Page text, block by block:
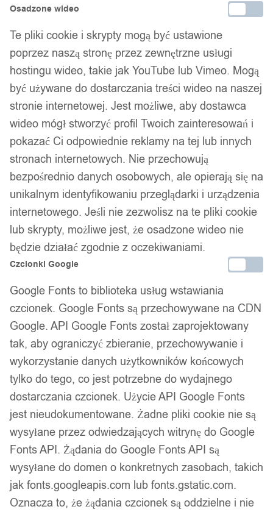
/ 8
Osadzone wideo
Te pliki cookie i skrypty mogą być ustawione
poprzez naszą stronę przez zewnętrzne usługi
hostingu wideo, takie jak YouTube lub Vimeo. Mogą
być używane do dostarczania treści wideo na naszej
stronie internetowej. Jest możliwe, aby dostawca
wideo mógł stworzyć profil Twoich zainteresowań i
pokazać Ci odpowiednie reklamy na tej lub innych
stronach internetowych. Nie przechowują
bezpośrednio danych osobowych, ale opierają się na
unikalnym identyfikowaniu przeglądarki i urządzenia
internetowego. Jeśli nie zezwolisz na te pliki cookie
lub skrypty, możliwe jest, że osadzone wideo nie
będzie działać zgodnie z oczekiwaniami.
Czcionki Google
Google Fonts to biblioteka usług wstawiania
czcionek. Google Fonts są przechowywane na CDN
Google. API Google Fonts został zaprojektowany
tak, aby ograniczyć zbieranie, przechowywanie i
wykorzystanie danych użytkowników końcowych
tylko do tego, co jest potrzebne do wydajnego
dostarczania czcionek. Użycie API Google Fonts
jest nieudokumentowane. Żadne pliki cookie nie są
wysyłane przez odwiedzających witrynę do Google
Fonts API. Żądania do Google Fonts API są
wysyłane do domen o konkretnych zasobach, takich
jak fonts.googleapis.com lub fonts.gstatic.com.
Oznacza to, że żądania czcionek są oddzielne i nie